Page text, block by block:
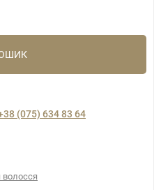
(075) 634 83 64